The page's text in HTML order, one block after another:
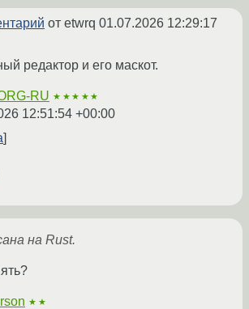
от etwrq 01.07.2026 12:29:17
редактор и его маскот.
RU ★★★★★
12:51:54 +00:00
на Rust.
★★